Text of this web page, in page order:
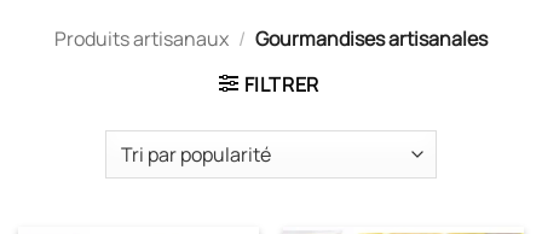
Produits artisanaux / Gourmandises artisanales
FILTRER